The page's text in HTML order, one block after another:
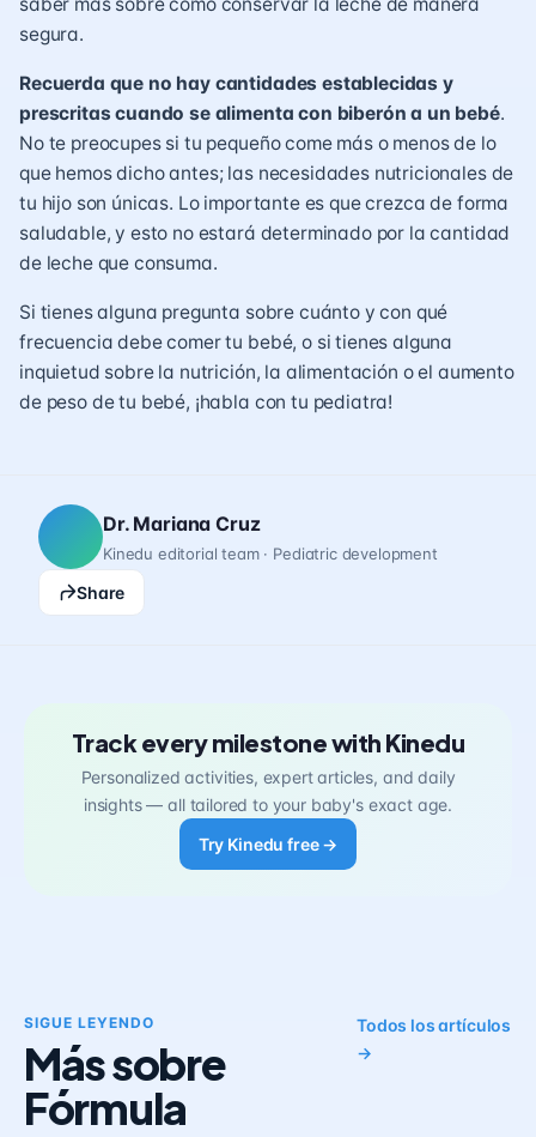
segura.
Recuerda que no hay cantidades establecidas y
prescritas cuando se alimenta con biberón a un bebé.
No te preocupes si tu pequeño come más o menos de lo
que hemos dicho antes; las necesidades nutricionales de
tu hijo son únicas. Lo importante es que crezca de forma
saludable, y esto no estará determinado por la cantidad
de leche que consuma.
Si tienes alguna pregunta sobre cuánto y con qué
frecuencia debe comer tu bebé, o si tienes alguna
inquietud sobre la nutrición, la alimentación o el aumento
de peso de tu bebé, ¡habla con tu pediatra!
Dr. Mariana Cruz
Kinedu editorial team · Pediatric development
Share
Track every milestone with Kinedu
Personalized activities, expert articles, and daily
insights — all tailored to your baby's exact age.
Try Kinedu free →
SIGUE LEYENDO
Más sobre
Fórmula
Todos los artículos
→